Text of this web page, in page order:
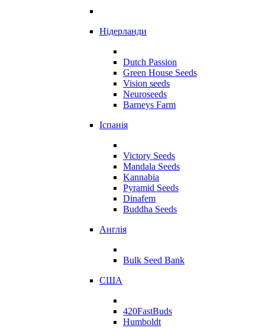
Нідерланди
Dutch Passion
Green House Seeds
Vision seeds
Neuroseeds
Barneys Farm
Іспанія
Victory Seeds
Mandala Seeds
Kannabia
Pyramid Seeds
Dinafem
Buddha Seeds
Англія
Bulk Seed Bank
США
420FastBuds
Humboldt